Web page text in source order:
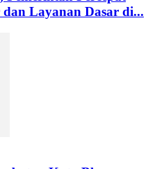
Layanan Dasar di...